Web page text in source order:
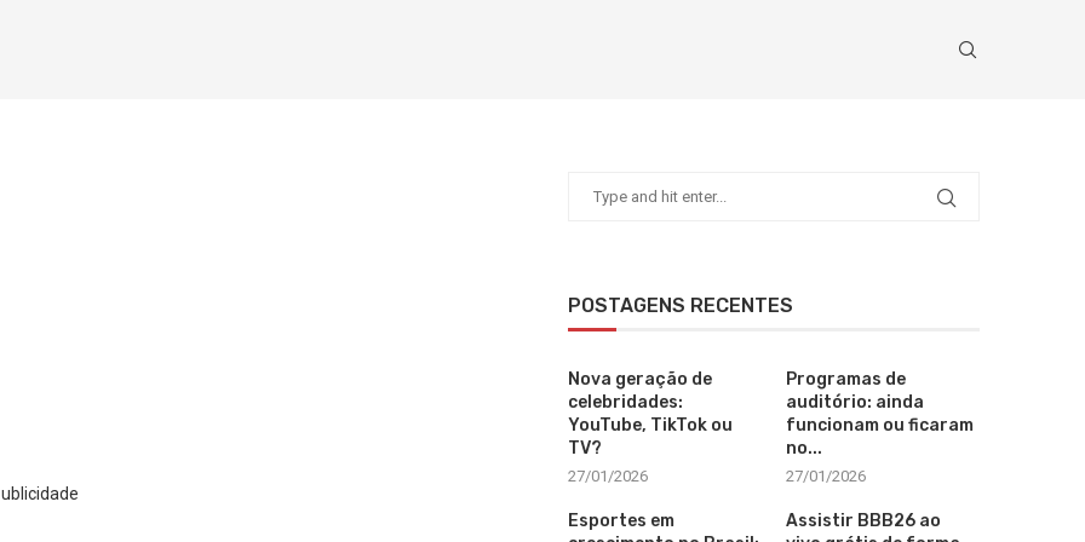
POSTAGENS RECENTES
Nova geração de
celebridades:
YouTube, TikTok ou
TV?
27/01/2026
Programas de
auditório: ainda
funcionam ou ficaram
no...
27/01/2026
Esportes em
Assistir BBB26 ao